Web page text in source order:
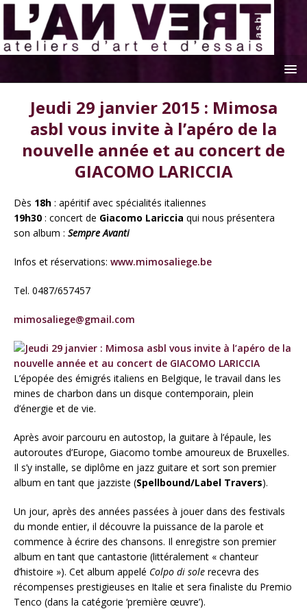
Jeudi 29 janvier 2015 : Mimosa
asbl vous invite à l’apéro de la
nouvelle année et au concert de
GIACOMO LARICCIA
Dès 18h : apéritif avec spécialités italiennes
19h30 : concert de Giacomo Lariccia qui nous présentera
son album : Sempre Avanti
Infos et réservations: www.mimosaliege.be
Tel. 0487/657457
mimosaliege@gmail.com
L’épopée des émigrés italiens en Belgique, le travail dans les
mines de charbon dans un disque contemporain, plein
d’énergie et de vie.
Après avoir parcouru en autostop, la guitare à l’épaule, les
autoroutes d’Europe, Giacomo tombe amoureux de Bruxelles.
Il s’y installe, se diplôme en jazz guitare et sort son premier
album en tant que jazziste (Spellbound/Label Travers).
Un jour, après des années passées à jouer dans des festivals
du monde entier, il découvre la puissance de la parole et
commence à écrire des chansons. Il enregistre son premier
album en tant que cantastorie (littéralement « chanteur
d’histoire »). Cet album appelé Colpo di sole recevra des
récompenses prestigieuses en Italie et sera finaliste du Premio
Tenco (dans la catégorie ‘première œuvre’).